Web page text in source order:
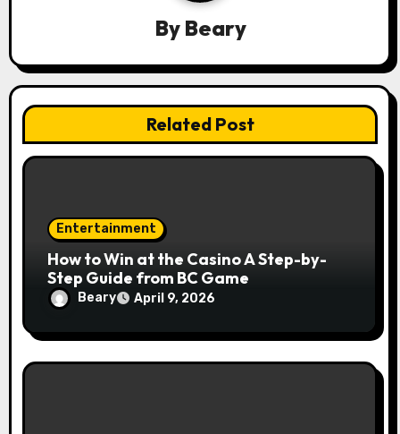
i
o
n
By Beary
Related Post
Entertainment
How to Win at the Casino A Step-by-
Step Guide from BC Game
Beary April 9, 2026